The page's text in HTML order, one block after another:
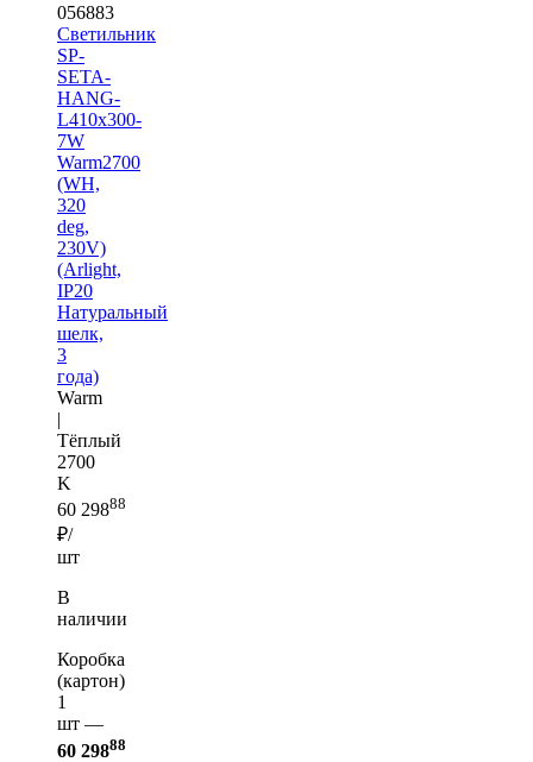
056883
Светильник
SP-
SETA-
HANG-
L410х300-
7W
Warm2700
(WH,
320
deg,
230V)
(Arlight,
IP20
Натуральный
шелк,
3
года)
Warm
|
Тёплый
2700
K
60 29888
₽/
шт
В
наличии
Коробка
(картон)
1
шт —
60 29888